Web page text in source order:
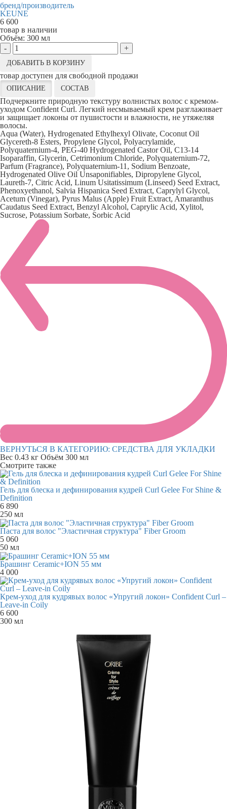
бренд/производитель
KEUNE
6 600
товар в наличии
Объём: 300 мл
-
+
ДОБАВИТЬ В КОРЗИНУ
товар доступен для свободной продажи
ОПИСАНИЕ СОСТАВ
Подчеркните природную текстуру волнистых волос с кремом-
уходом Confident Curl. Легкий несмываемый крем разглаживает
и защищает локоны от пушистости и влажности, не утяжеляя
волосы.
Aqua (Water), Hydrogenated Ethylhexyl Olivate, Coconut Oil
Glycereth-8 Esters, Propylene Glycol, Polyacrylamide,
Polyquaternium-4, PEG-40 Hydrogenated Castor Oil, C13-14
Isoparaffin, Glycerin, Cetrimonium Chloride, Polyquaternium-72,
Parfum (Fragrance), Polyquaternium-11, Sodium Benzoate,
Hydrogenated Olive Oil Unsaponifiables, Dipropylene Glycol,
Laureth-7, Citric Acid, Linum Usitatissimum (Linseed) Seed Extract,
Phenoxyethanol, Salvia Hispanica Seed Extract, Caprylyl Glycol,
Acetum (Vinegar), Pyrus Malus (Apple) Fruit Extract, Amaranthus
Caudatus Seed Extract, Benzyl Alcohol, Caprylic Acid, Xylitol,
Sucrose, Potassium Sorbate, Sorbic Acid
ВЕРНУТЬСЯ В КАТЕГОРИЮ: СРЕДСТВА ДЛЯ УКЛАДКИ
Вес 0.43 кг Объём 300 мл
Смотрите также
Гель для блеска и дефинирования кудрей Curl Gelee For Shine &
Definition
6 890
250 мл
Паста для волос "Эластичная структура" Fiber Groom
5 060
50 мл
Брашинг Ceramic+ION 55 мм
4 000
Крем-уход для кудрявых волос «Упругий локон» Confident Curl –
Leave-in Coily
6 600
300 мл